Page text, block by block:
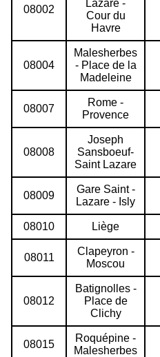
08002
Lazare -
Cour du
Havre
08004
Malesherbes
- Place de la
Madeleine
08007
Rome -
Provence
08008
Joseph
Sansboeuf-
Saint Lazare
08009
Gare Saint -
Lazare - Isly
08010 Liège
08011
Clapeyron -
Moscou
08012
Batignolles -
Place de
Clichy
08015
Roquépine -
Malesherbes